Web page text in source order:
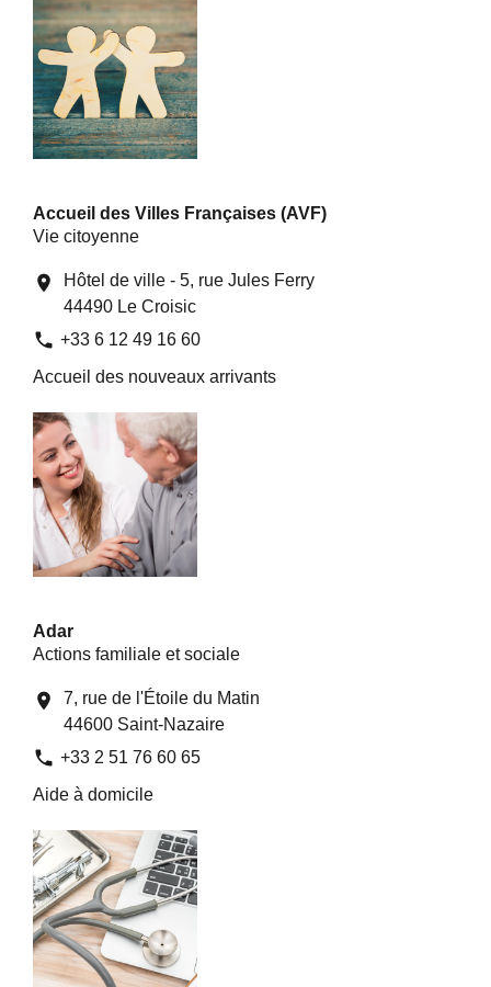
Accueil des Villes Françaises (AVF)
Vie citoyenne
location_on
Hôtel de ville - 5, rue Jules Ferry
44490 Le Croisic
phone +33 6 12 49 16 60
Accueil des nouveaux arrivants
Adar
Actions familiale et sociale
location_on
7, rue de l'Étoile du Matin
44600 Saint-Nazaire
phone +33 2 51 76 60 65
Aide à domicile